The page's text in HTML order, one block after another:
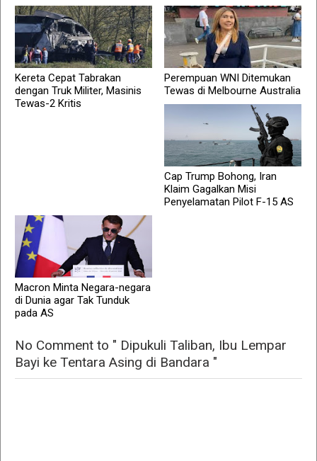
Kereta Cepat Tabrakan
dengan Truk Militer, Masinis
Tewas-2 Kritis
Perempuan WNI Ditemukan
Tewas di Melbourne Australia
Cap Trump Bohong, Iran
Klaim Gagalkan Misi
Penyelamatan Pilot F-15 AS
Macron Minta Negara-negara
di Dunia agar Tak Tunduk
pada AS
No Comment to " Dipukuli Taliban, Ibu Lempar
Bayi ke Tentara Asing di Bandara "